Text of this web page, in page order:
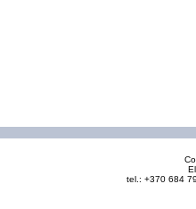
tel.: +370 684